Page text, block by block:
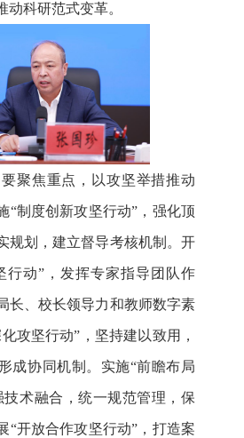
动科研范式变革。
聚焦重点，以攻坚举措推动
“制度创新攻坚行动”，强化顶
规划，建立督导考核机制。开
行动”，发挥专家指导团队作
长、校长领导力和教师数字素
攻坚行动”，坚持建以致用，
成协同机制。实施“前瞻布局
技术融合，统一规范管理，保
“开放合作攻坚行动”，打造案